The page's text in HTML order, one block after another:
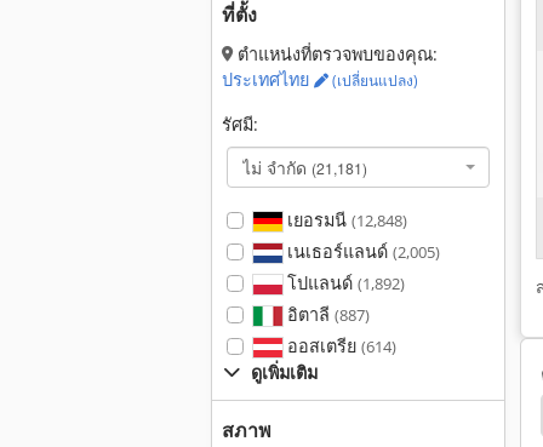
ที่ตั้ง
ตำแหน่งที่ตรวจพบของคุณ:
ประเทศไทย
(เปลี่ยนแปลง)
รัศมี:
ไม่ จำกัด (21,181)
เยอรมนี (12,848)
เนเธอร์แลนด์ (2,005)
โปแลนด์ (1,892)
อิตาลี (887)
ออสเตรีย (614)
ดูเพิ่มเติม
สภาพ